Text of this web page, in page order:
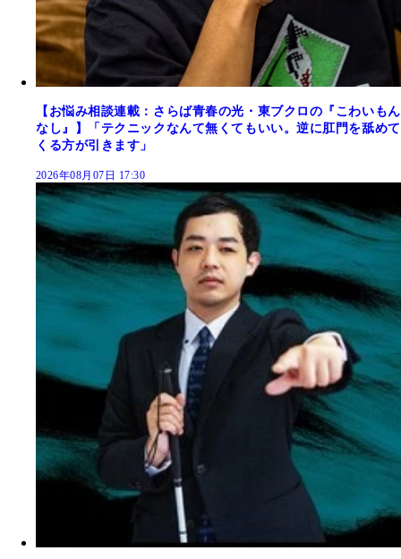
【お悩み相談連載：さらば青春の光・東ブクロの『こわいもん
なし』】「テクニックなんて無くてもいい。逆に肛門を舐めて
くる方が引きます」
2026年08月07日 17:30